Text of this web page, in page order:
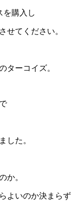
を購入し
せてください。
ターコイズ。
した。
か。
よいのか決まらず